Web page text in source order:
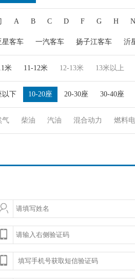
A B C D F G H N
星客车 一汽客车 扬子江客车 沂
米 11-12米 12-13米 13米以上
以下 10-20座 20-30座 30-40座
气 柴油 汽油 混合动力 燃料